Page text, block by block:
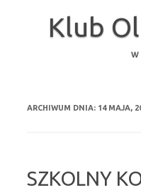
Klub
w
ARCHIWUM DNIA: 14 MAJA,
SZKOLNY